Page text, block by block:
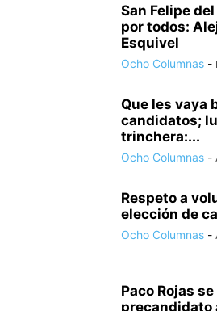
San Felipe
por todos:
Esquivel
Ocho Columnas -
Que les vaya
candidatos;
trinchera:...
Ocho Columnas -
Respeto a
elección de
Ocho Columnas -
Paco Rojas
precandidato